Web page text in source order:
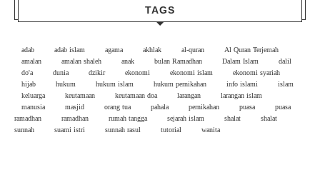
TAGS
adab adab islam agama akhlak al-quran
Al Quran Terjemah
amalan
amalan shaleh anak bulan Ramadhan Dalam Islam
dalil
do'a
dunia dzikir ekonomi ekonomi islam
ekonomi syariah
hijab
hukum hukum islam hukum pernikahan info islami
islam
keluarga
keutamaan keutamaan doa larangan
larangan islam
manusia
masjid orang tua pahala pernikahan puasa
puasa
ramadhan
ramadhan rumah tangga sejarah islam shalat
shalat
sunnah
suami istri sunnah rasul tutorial wanita